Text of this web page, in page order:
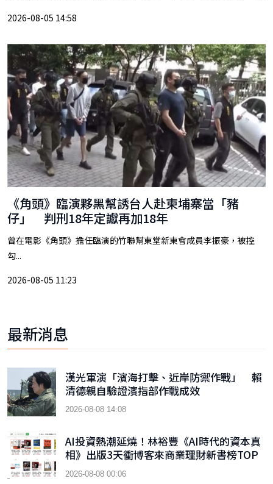
2026-08-05 14:58
《角頭》臨演夥黑幫誘台人赴柬埔寨當「豬
仔」 判刑18年定讞再加18年
曾在電影《角頭》擔任臨演的竹聯幫東堂新東會成員李振豪，被控
勾...
2026-08-05 11:23
最新消息
漢光軍演「濱海打擊、近岸防禦作戰」 賴
清德親自驗證濱指部作戰成效
2026-08-08 14:08
AI投資熱潮延燒！林裕豐《AI時代的資本真
相》出版3天衝博客來商業理財新書榜TOP
9
2026-08-08 00:06